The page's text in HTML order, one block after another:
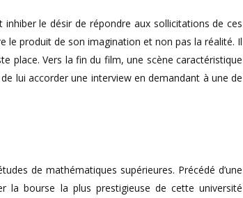
le désir de répondre aux sollicitations de ces
le produit de son imagination et non pas la réalité. Il
place. Vers la fin du film, une scène caractéristique
lui accorder une interview en demandant à une de
de mathématiques supérieures. Précédé d’une
la bourse la plus prestigieuse de cette université